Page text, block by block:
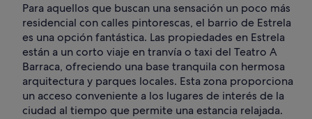
Para aquellos que buscan una sensación un poco más
residencial con calles pintorescas, el barrio de Estrela
es una opción fantástica. Las propiedades en Estrela
están a un corto viaje en tranvía o taxi del Teatro A
Barraca, ofreciendo una base tranquila con hermosa
arquitectura y parques locales. Esta zona proporciona
un acceso conveniente a los lugares de interés de la
ciudad al tiempo que permite una estancia relajada.